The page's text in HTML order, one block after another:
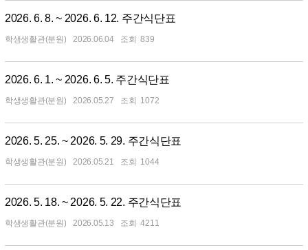
2026. 6. 8. ~ 2026. 6. 12. 주간식단표
학생생활관(분원) 2026.06.04 839
2026. 6. 1. ~ 2026. 6. 5. 주간식단표
학생생활관(분원) 2026.05.27 1072
2026. 5. 25. ~ 2026. 5. 29. 주간식단표
학생생활관(분원) 2026.05.21 1044
2026. 5. 18. ~ 2026. 5. 22. 주간식단표
학생생활관(분원) 2026.05.13 4211